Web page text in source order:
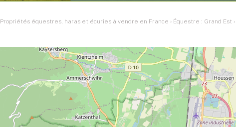
Propriétés équestres, haras et écuries à vendre en France › Équestre : Grand Est ›